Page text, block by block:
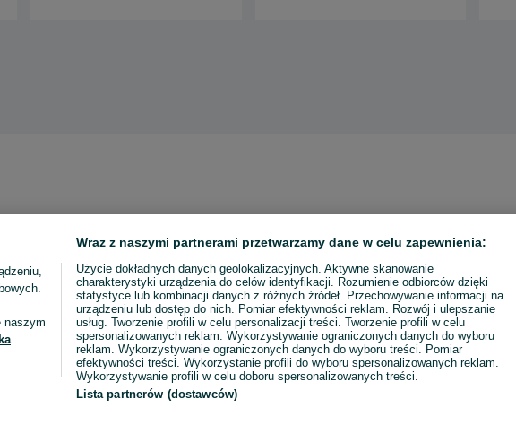
naszym
Wraz z naszymi partnerami przetwarzamy dane w celu zapewnienia:
Użycie dokładnych danych geolokalizacyjnych. Aktywne skanowanie
charakterystyki urządzenia do celów identyfikacji. Rozumienie odbiorców dzięki
statystyce lub kombinacji danych z różnych źródeł. Przechowywanie informacji na
urządzeniu lub dostęp do nich. Pomiar efektywności reklam. Rozwój i ulepszanie
usług. Tworzenie profili w celu personalizacji treści. Tworzenie profili w celu
spersonalizowanych reklam. Wykorzystywanie ograniczonych danych do wyboru
reklam. Wykorzystywanie ograniczonych danych do wyboru treści. Pomiar
efektywności treści. Wykorzystanie profili do wyboru spersonalizowanych reklam.
Wykorzystywanie profili w celu doboru spersonalizowanych treści.
Lista partnerów (dostawców)